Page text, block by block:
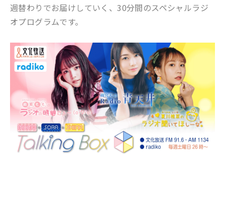
週替わりでお届けしていく、30分間のスペシャルラジ
オプログラムです。